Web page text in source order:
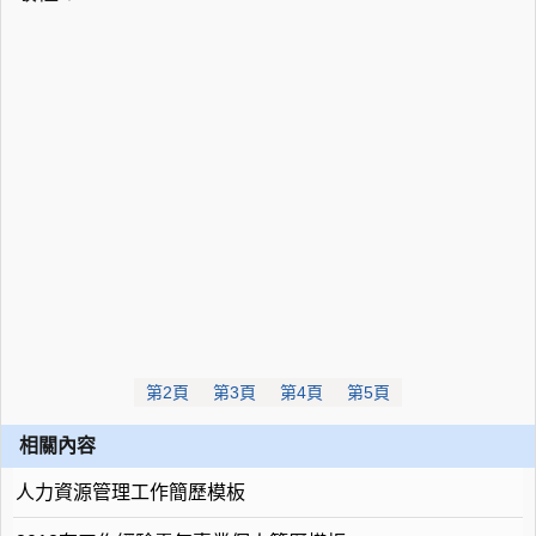
第2頁 第3頁 第4頁 第5頁
相關內容
人力資源管理工作簡歷模板